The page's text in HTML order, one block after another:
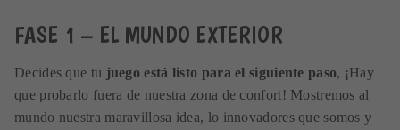
FASE 1 – EL MUNDO EXTERIOR
Decides que tu juego está listo para el siguiente paso, ¡Hay
que probarlo fuera de nuestra zona de confort! Mostremos al
mundo nuestra maravillosa idea, lo innovadores que somos y